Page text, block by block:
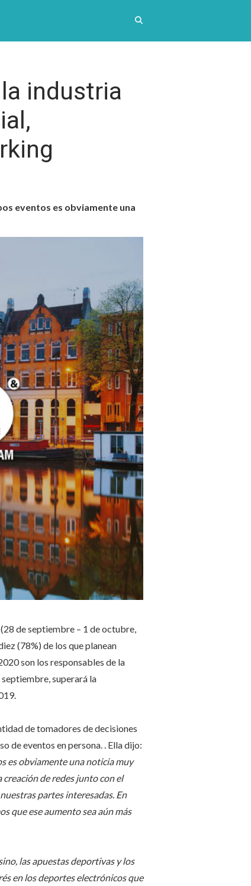
industria
eventos es obviamente una
(28 de septiembre – 1 de octubre,
(78%) de los que planean
son los responsables de la
superará la
de tomadores de decisiones
de eventos en persona. . Ella dijo:
es obviamente una noticia muy
de redes junto con el
partes interesadas. En
que ese aumento sea aún más
las apuestas deportivas y los
en los deportes electrónicos que